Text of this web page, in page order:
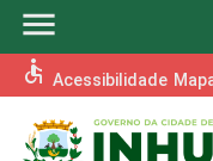
menu
accessible Acessibilidade